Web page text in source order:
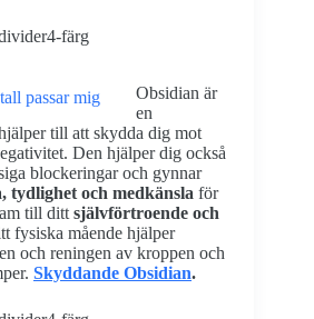
Obsidian är
en
till att skydda dig mot
Den hjälper dig också
blockeringar och gynnar
tydlighet och medkänsla för
till ditt självförtroende och
fysiska mående hjälper
och reningen av kroppen och
Skyddande Obsidian.